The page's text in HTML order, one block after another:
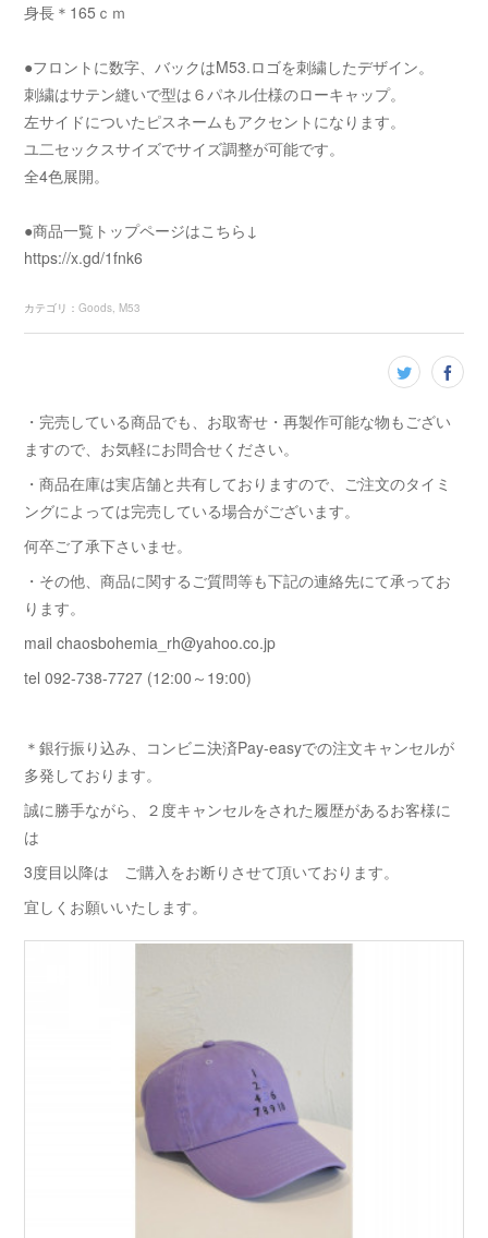
身長＊165ｃｍ
●フロントに数字、バックはM53.ロゴを刺繍したデザイン。
刺繍はサテン縫いで型は６パネル仕様のローキャップ。
左サイドについたピスネームもアクセントになります。
ユ二セックスサイズでサイズ調整が可能です。
全4色展開。
●商品一覧トップページはこちら↓
https://x.gd/1fnk6
カテゴリ ：Goods M53
・完売している商品でも、お取寄せ・再製作可能な物もござい
ますので、お気軽にお問合せください。
・商品在庫は実店舗と共有しておりますので、ご注文のタイミ
ングによっては完売している場合がございます。
何卒ご了承下さいませ。
・その他、商品に関するご質問等も下記の連絡先にて承ってお
ります。
mail chaosbohemia_rh@yahoo.co.jp
tel 092-738-7727 (12:00～19:00)
＊銀行振り込み、コンビニ決済Pay-easyでの注文キャンセルが
多発しております。
誠に勝手ながら、２度キャンセルをされた履歴があるお客様に
は
3度目以降は ご購入をお断りさせて頂いております。
宜しくお願いいたします。